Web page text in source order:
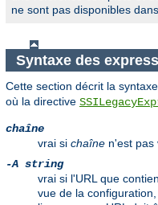
ne sont pas disponibles dans
Syntaxe des
Cette section décrit la
où la directive
chaîne
vrai si chaîne n'est pas
-A string
vrai si l'URL que
vue de la